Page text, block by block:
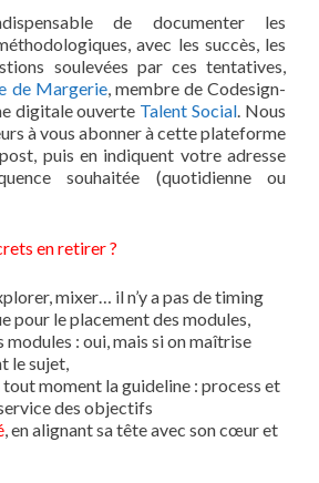
de documenter les
avec les succès, les
soulevées par ces tentatives,
de Margerie, membre de Codesign-
digitale ouverte Talent Social. Nous
à vous abonner à cette plateforme
puis en indiquent votre adresse
souhaitée (quotidienne ou
en retirer ?
mixer… il n’y a pas de timing
pour le placement des modules,
: oui, mais si on maîtrise
le sujet,
moment la guideline : process et
des objectifs
, en alignant sa tête avec son cœur et